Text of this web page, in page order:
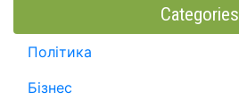
Categories
Політика
Бізнес